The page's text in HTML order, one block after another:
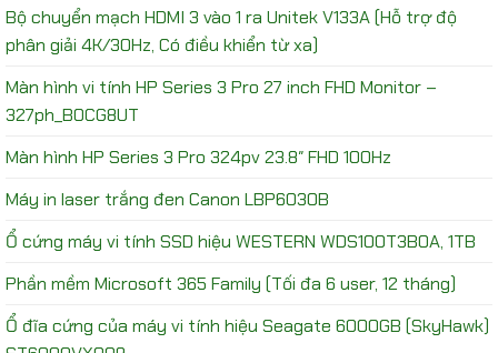
Bộ chuyển mạch HDMI 3 vào 1 ra Unitek V133A (Hỗ trợ độ
phân giải 4K/30Hz, Có điều khiển từ xa)
Màn hình vi tính HP Series 3 Pro 27 inch FHD Monitor –
327ph_B0CG8UT
Màn hình HP Series 3 Pro 324pv 23.8″ FHD 100Hz
Máy in laser trắng đen Canon LBP6030B
Ổ cứng máy vi tính SSD hiệu WESTERN WDS100T3B0A, 1TB
Phần mềm Microsoft 365 Family (Tối đa 6 user, 12 tháng)
Ổ đĩa cứng của máy vi tính hiệu Seagate 6000GB (SkyHawk)